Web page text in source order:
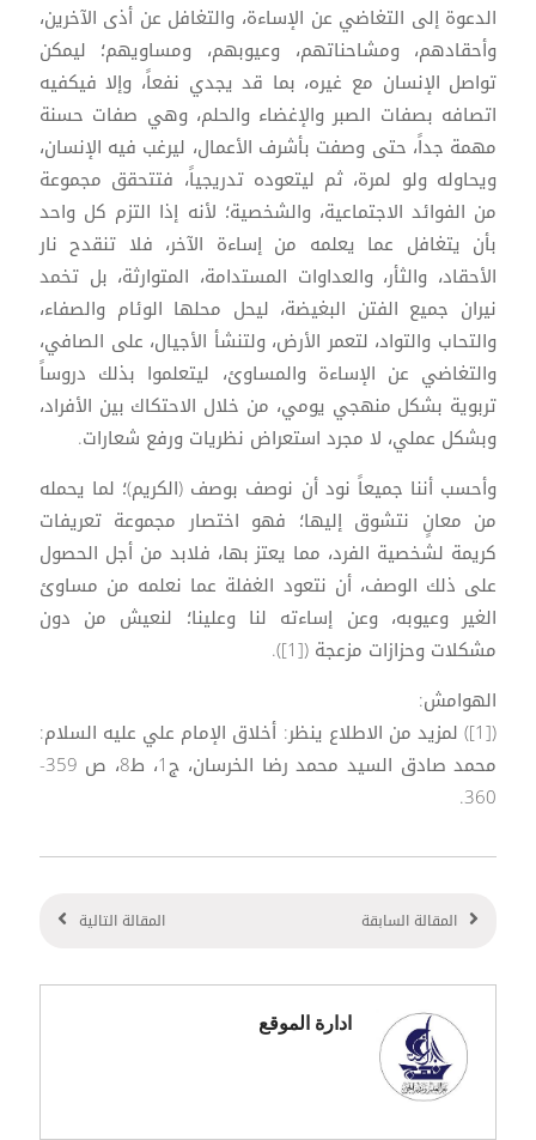
الدعوة إلى التغاضي عن الإساءة، والتغافل عن أذى الآخرين،
وأحقادهم، ومشاحناتهم، وعيوبهم، ومساويهم؛ ليمكن
تواصل الإنسان مع غيره، بما قد يجدي نفعاً، وإلا فيكفيه
اتصافه بصفات الصبر والإغضاء والحلم، وهي صفات حسنة
مهمة جداً، حتى وصفت بأشرف الأعمال، ليرغب فيه الإنسان،
ويحاوله ولو لمرة، ثم ليتعوده تدريجياً، فتتحقق مجموعة
من الفوائد الاجتماعية، والشخصية؛ لأنه إذا التزم كل واحد
بأن يتغافل عما يعلمه من إساءة الآخر، فلا تنقدح نار
الأحقاد، والثأر، والعداوات المستدامة، المتوارثة، بل تخمد
نيران جميع الفتن البغيضة، ليحل محلها الوئام والصفاء،
والتحاب والتواد، لتعمر الأرض، ولتنشأ الأجيال، على الصافي،
والتغاضي عن الإساءة والمساوئ، ليتعلموا بذلك دروساً
تربوية بشكل منهجي يومي، من خلال الاحتكاك بين الأفراد،
وبشكل عملي، لا مجرد استعراض نظريات ورفع شعارات.
وأحسب أننا جميعاً نود أن نوصف بوصف (الكريم)؛ لما يحمله
من معانٍ نتشوق إليها؛ فهو اختصار مجموعة تعريفات
كريمة لشخصية الفرد، مما يعتز بها، فلابد من أجل الحصول
على ذلك الوصف، أن نتعود الغفلة عما نعلمه من مساوئ
الغير وعيوبه، وعن إساءته لنا وعلينا؛ لنعيش من دون
مشكلات وحزازات مزعجة ([1]).
الهوامش:
([1]) لمزيد من الاطلاع ينظر: أخلاق الإمام علي عليه السلام:
محمد صادق السيد محمد رضا الخرسان، ج1، ط8، ص 359-
360.
المقالة السابقة المقالة التالية
ادارة الموقع